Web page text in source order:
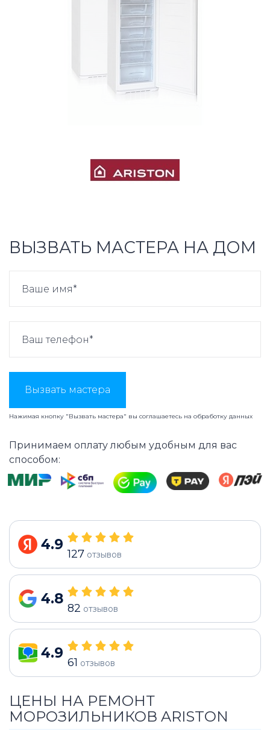
ВЫЗВАТЬ МАСТЕРА НА ДОМ
Вызвать мастера
Нажимая кнопку "Вызвать мастера" вы соглашаетесь на обработку данных
Принимаем оплату любым удобным для вас
способом:
4.9
127 отзывов
4.8
82 отзывов
4.9
61 отзывов
ЦЕНЫ НА РЕМОНТ
МОРОЗИЛЬНИКОВ ARISTON